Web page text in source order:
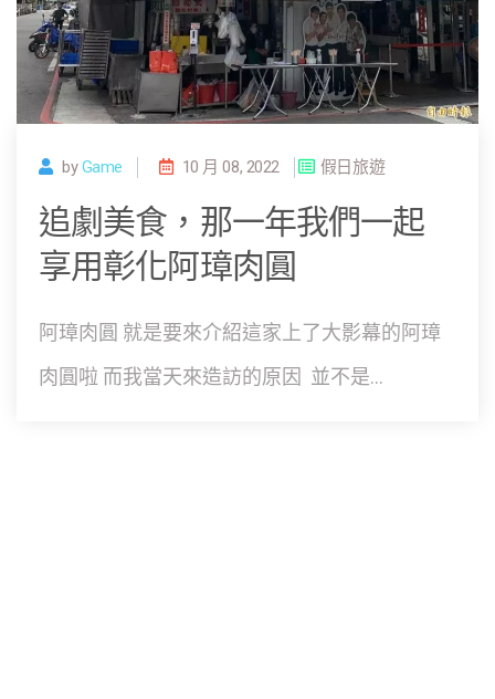
byGame 10 月 08, 2022 假日旅遊
追劇美食，那一年我們一起
享用彰化阿璋肉圓
阿璋肉圓 就是要來介紹這家上了大影幕的阿璋
肉圓啦 而我當天來造訪的原因 並不是...